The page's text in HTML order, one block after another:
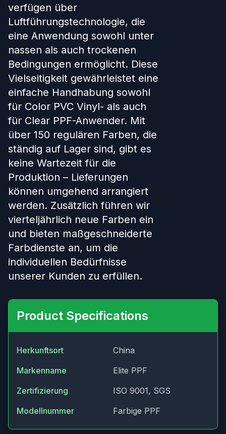
verfügen über
Luftführungstechnologie, die
eine Anwendung sowohl unter
nassen als auch trockenen
Bedingungen ermöglicht. Diese
Vielseitigkeit gewährleistet eine
einfache Handhabung sowohl
für Color PVC Vinyl- als auch
für Clear PPF-Anwender. Mit
über 150 regulären Farben, die
ständig auf Lager sind, gibt es
keine Wartezeit für die
Produktion – Lieferungen
können umgehend arrangiert
werden. Zusätzlich führen wir
vierteljährlich neue Farben ein
und bieten maßgeschneiderte
Farbdienste an, um die
individuellen Bedürfnisse
unserer Kunden zu erfüllen.
Product Specifications
Herkunftsort
China
Markenname
Elite PPF
Zertifizierung
ISO 9001, SGS
Modellnummer
Farbige PPF